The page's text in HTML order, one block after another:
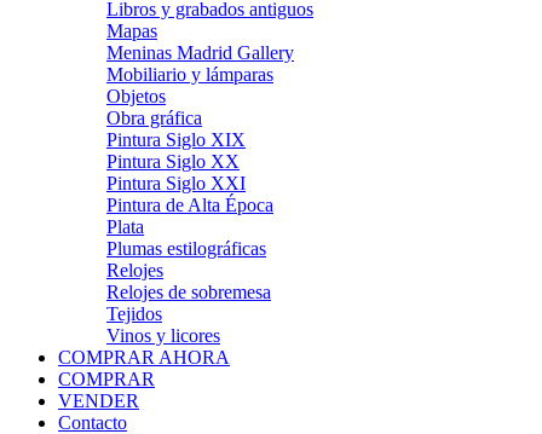
Libros y grabados antiguos
Mapas
Meninas Madrid Gallery
Mobiliario y lámparas
Objetos
Obra gráfica
Pintura Siglo XIX
Pintura Siglo XX
Pintura Siglo XXI
Pintura de Alta Época
Plata
Plumas estilográficas
Relojes
Relojes de sobremesa
Tejidos
Vinos y licores
COMPRAR AHORA
COMPRAR
VENDER
Contacto